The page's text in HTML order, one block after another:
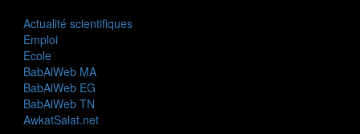
Actualité scientifiques
Emploi
Ecole
BabAlWeb MA
BabAlWeb EG
BabAlWeb TN
AwkatSalat.net